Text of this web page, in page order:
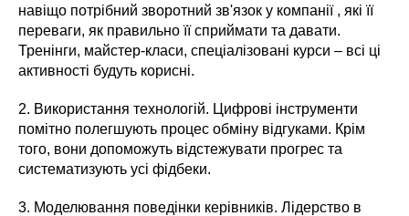
навіщо потрібний зворотний зв'язок у компанії , які її
переваги, як правильно її сприймати та давати.
Тренінги, майстер-класи, спеціалізовані курси – всі ці
активності будуть корисні.
2. Використання технологій. Цифрові інструменти
помітно полегшують процес обміну відгуками. Крім
того, вони допоможуть відстежувати прогрес та
систематизують усі фідбеки.
3. Моделювання поведінки керівників. Лідерство в